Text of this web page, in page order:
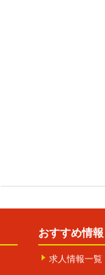
おすすめ情報
求人情報一覧